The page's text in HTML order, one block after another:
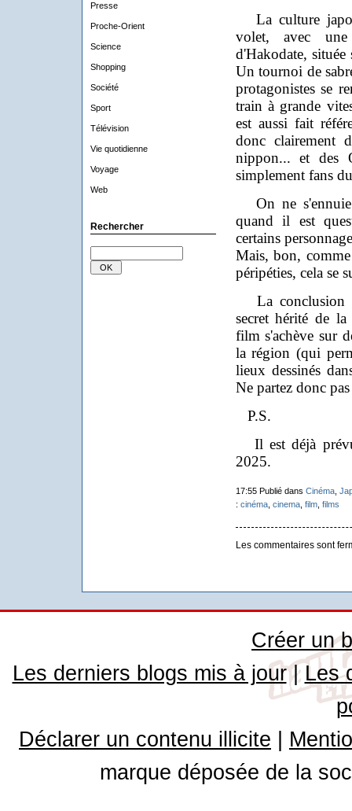
Presse
Proche-Orient
Science
Shopping
Société
Sport
Télévision
Vie quotidienne
Voyage
Web
Rechercher
La culture
volet, avec
d'Hakodate,
Un tournoi de
protagonistes se
train à grande
est aussi fait
donc clairement
nippon... et des
simplement fans
On ne s'ennuie
quand il est
certains
Mais, bon,
péripéties, cela se
La conclusion
secret hérité de
film s'achève sur
la région (qui
lieux dessinés
Ne partez donc
P.S.
Il est déjà
2025.
17:55 Publié dans Cinéma,
: cinéma, cinema, film, films
Les commentaires sont
Créer un
Les derniers blogs mis à jour| Les
Déclarer un contenu illicite
marque déposée de la